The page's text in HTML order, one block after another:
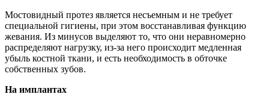
Мостовидный протез является несъемным и не требует
специальной гигиены, при этом восстанавливая функцию
жевания. Из минусов выделяют то, что они неравномерно
распределяют нагрузку, из-за него происходит медленная
убыль костной ткани, и есть необходимость в обточке
собственных зубов.
На имплантах